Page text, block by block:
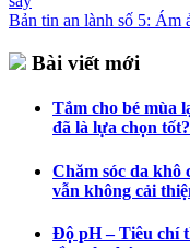
Bản tin an lành số 5: Ám
Bài viết mới
Tắm cho bé mùa
đã là lựa chọn tốt?
Chăm sóc da khô
vẫn không cải
Độ pH – Tiêu chí